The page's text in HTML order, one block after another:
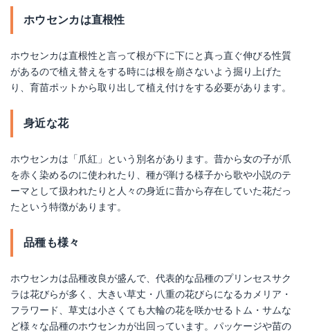
ホウセンカは直根性
ホウセンカは直根性と言って根が下に下にと真っ直ぐ伸びる性質
があるので植え替えをする時には根を崩さないよう掘り上げた
り、育苗ポットから取り出して植え付けをする必要があります。
身近な花
ホウセンカは「爪紅」という別名があります。昔から女の子が爪
を赤く染めるのに使われたり、種が弾ける様子から歌や小説のテ
ーマとして扱われたりと人々の身近に昔から存在していた花だっ
たという特徴があります。
品種も様々
ホウセンカは品種改良が盛んで、代表的な品種のプリンセスサク
ラは花びらが多く、大きい草丈・八重の花びらになるカメリア・
フラワード、草丈は小さくても大輪の花を咲かせるトム・サムな
ど様々な品種のホウセンカが出回っています。パッケージや苗の